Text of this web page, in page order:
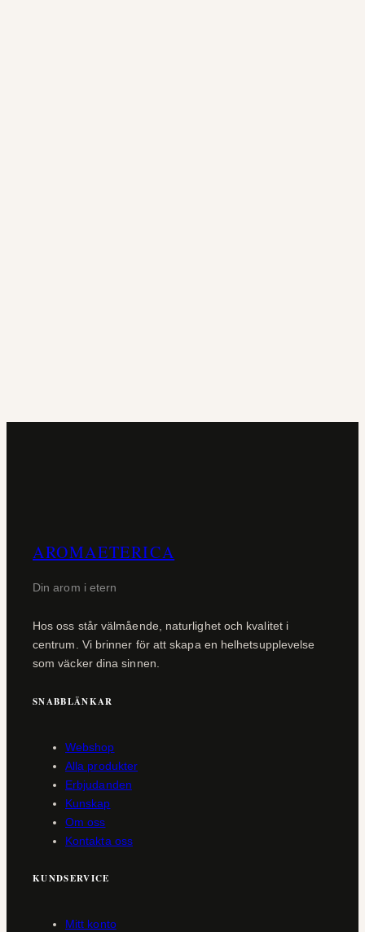
AROMAETERICA
Din arom i etern
Hos oss står välmående, naturlighet och kvalitet i
centrum. Vi brinner för att skapa en helhetsupplevelse
som väcker dina sinnen.
SNABBLÄNKAR
Webshop
Alla produkter
Erbjudanden
Kunskap
Om oss
Kontakta oss
KUNDSERVICE
Mitt konto